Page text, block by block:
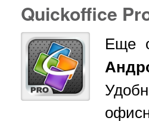
Quickoffice
Еще